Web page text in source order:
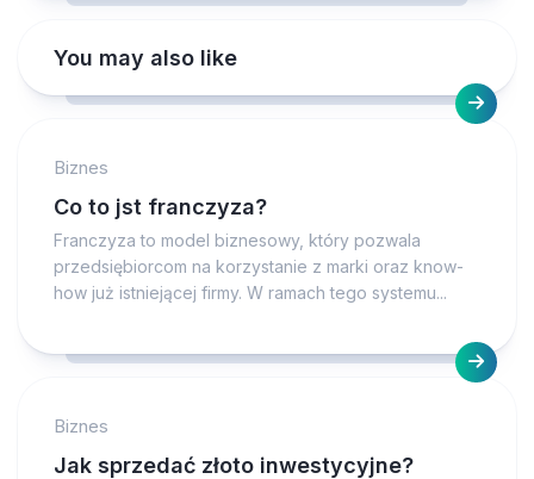
You may also like
Biznes
Co to jst franczyza?
Franczyza to model biznesowy, który pozwala
przedsiębiorcom na korzystanie z marki oraz know-
how już istniejącej firmy. W ramach tego systemu...
Biznes
Jak sprzedać złoto inwestycyjne?